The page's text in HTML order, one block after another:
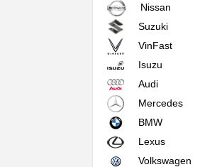
Nissan
Suzuki
VinFast
Isuzu
Audi
Mercedes
BMW
Lexus
Volkswagen